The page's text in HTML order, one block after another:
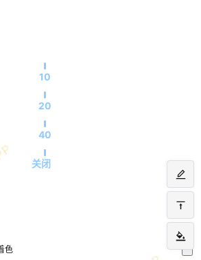
10
20
40
关闭
色